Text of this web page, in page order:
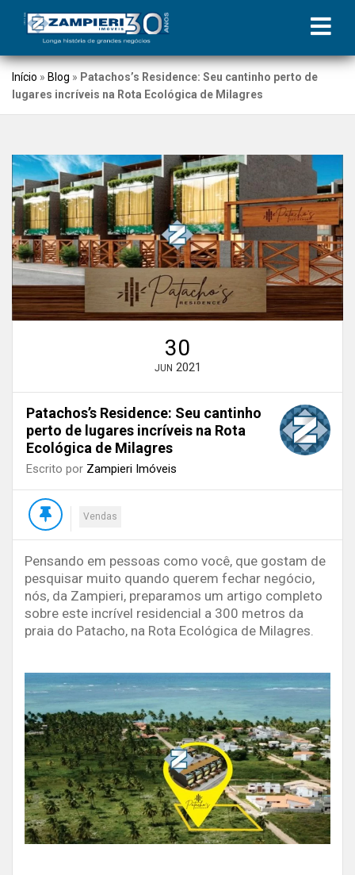
Início » Blog » Patachos’s Residence: Seu cantinho perto de
lugares incríveis na Rota Ecológica de Milagres
30
JUN 2021
Patachos’s Residence: Seu cantinho
perto de lugares incríveis na Rota
Ecológica de Milagres
Escrito por Zampieri Imóveis
Vendas
Pensando em pessoas como você, que gostam de
pesquisar muito quando querem fechar negócio,
nós, da Zampieri, preparamos um artigo completo
sobre este incrível residencial a 300 metros da
praia do Patacho, na Rota Ecológica de Milagres.